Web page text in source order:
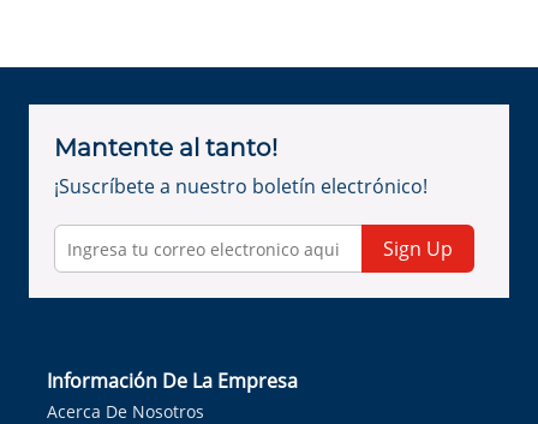
Mantente al tanto!
¡Suscríbete a nuestro boletín electrónico!
Sign Up
Información De La Empresa
Acerca De Nosotros